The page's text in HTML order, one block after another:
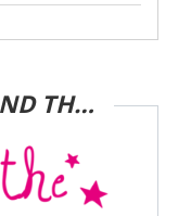
DEPESCHE YLVI AND THE MINIMOOMIS